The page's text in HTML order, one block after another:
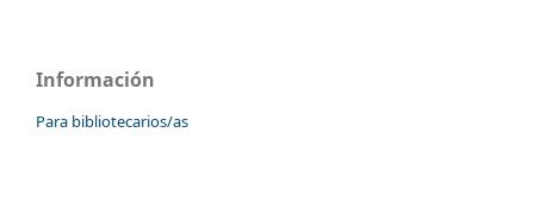
Información
Para bibliotecarios/as